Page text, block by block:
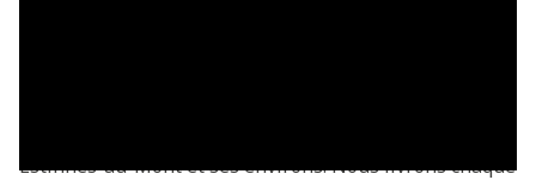
Estinnes-au-Mont et ses environs. Nous livrons chaque